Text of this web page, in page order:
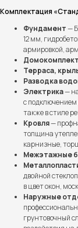
Комплектация
Фундамент—
12 мм,
армировкой,
Домокомплект
Терраса,
Разводка
Электрика—
с подключением
также в стиле
Кровля—
толщина
карнизные,
Межэтажные
двойной
в цвет окон,
Наружные
грунтовочный